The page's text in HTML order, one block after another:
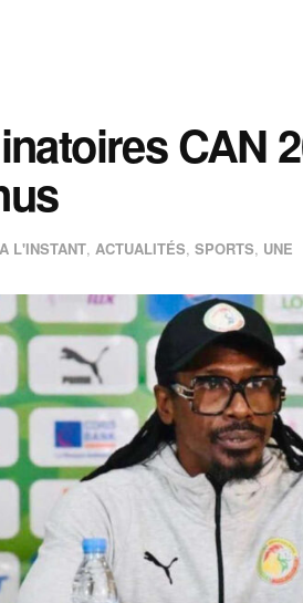
CAN
A L'INSTANT, ACTUALITÉS, SPORTS, UNE